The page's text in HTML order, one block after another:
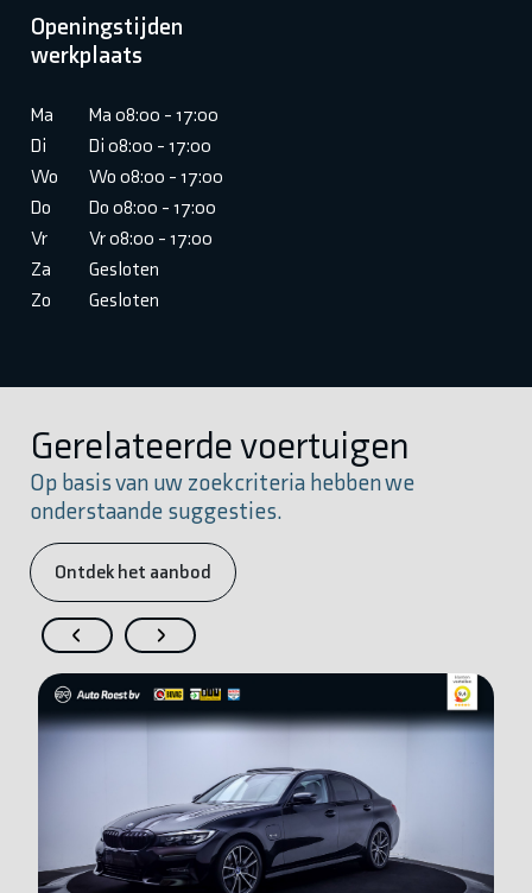
Openingstijden
werkplaats
Ma
Ma 08:00 - 17:00
Di
Di 08:00 - 17:00
Wo
Wo 08:00 - 17:00
Do
Do 08:00 - 17:00
Vr
Vr 08:00 - 17:00
Za
Gesloten
Zo
Gesloten
Gerelateerde voertuigen
Op basis van uw zoekcriteria hebben we
onderstaande suggesties.
Ontdek het aanbod